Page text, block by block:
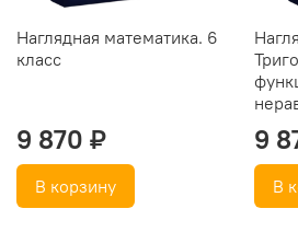
Наглядная математика. 6
класс
9 870 ₽
В корзину
9
В